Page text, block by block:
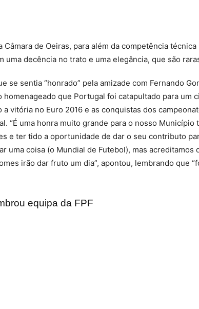
de Oeiras, para além da competência técnica
uma decência no trato e uma elegância, que são
se sentia “honrado” pela amizade com Fernando
que Portugal foi catapultado para um
a vitória no Euro 2016 e as conquistas dos
“É uma honra muito grande para o nosso Município
e ter tido a oportunidade de dar o seu contributo
uma coisa (o Mundial de Futebol), mas acreditamos
irão dar fruto um dia”, apontou, lembrando que
equipa da FPF